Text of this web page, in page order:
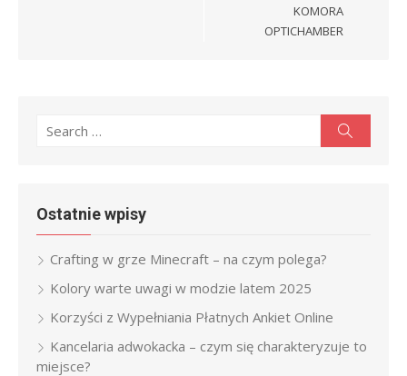
KOMORA
OPTICHAMBER
Search
Ostatnie wpisy
Crafting w grze Minecraft – na czym polega?
Kolory warte uwagi w modzie latem 2025
Korzyści z Wypełniania Płatnych Ankiet Online
Kancelaria adwokacka – czym się charakteryzuje to
miejsce?